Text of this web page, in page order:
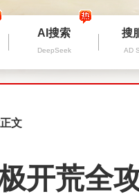
AI搜索
DeepSeek
搜
AD
文
开荒全